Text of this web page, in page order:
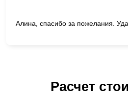
Алина, спасибо за пожелания.
Расчет